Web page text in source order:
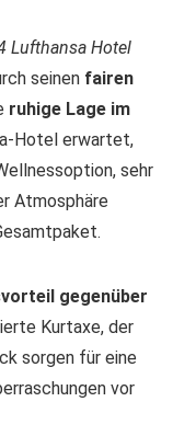
Lufthansa Hotel
seinen fairen
ruhige Lage im
Hotel erwartet,
sehr
Atmosphäre
gegenüber
Kurtaxe, der
sorgen für eine
vor